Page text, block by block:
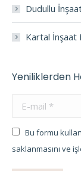
Dudullu
Kartal İnşaat
Yeniliklerden
E-mail *
Bu formu
saklanmasını ve